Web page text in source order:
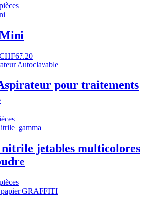
Ce
plusieurs
variations.
options
peuvent
choisies
sur
produit
CHF67.20Plage
de
CHF14.80
à
Ce
produit
plusieurs
variations.
être
sur
la
pour traitements
nitrile jetables multicolores
Ce
produit